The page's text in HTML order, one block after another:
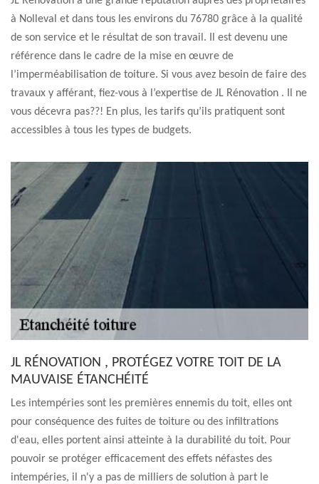
à Nolleval et dans tous les environs du 76780 grâce à la qualité
de son service et le résultat de son travail. Il est devenu une
référence dans le cadre de la mise en œuvre de
l’imperméabilisation de toiture. Si vous avez besoin de faire des
travaux y afférant, fiez-vous à l’expertise de JL Rénovation . Il ne
vous décevra pas??! En plus, les tarifs qu’ils pratiquent sont
accessibles à tous les types de budgets.
JL RÉNOVATION , PROTÉGEZ VOTRE TOIT DE LA
MAUVAISE ÉTANCHÉITÉ
Les intempéries sont les premières ennemis du toit, elles ont
pour conséquence des fuites de toiture ou des infiltrations
d'eau, elles portent ainsi atteinte à la durabilité du toit. Pour
pouvoir se protéger efficacement des effets néfastes des
intempéries, il n'y a pas de milliers de solution à part le